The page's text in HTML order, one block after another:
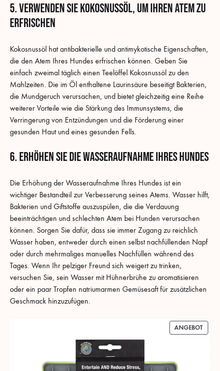
5. Verwenden Sie Kokosnussöl, um ihren Atem zu
erfrischen
Kokosnussöl hat antibakterielle und antimykotische Eigenschaften,
die den Atem Ihres Hundes erfrischen können. Geben Sie
einfach zweimal täglich einen Teelöffel Kokosnussöl zu den
Mahlzeiten. Die im Öl enthaltene Laurinsäure beseitigt Bakterien,
die Mundgeruch verursachen, und bietet gleichzeitig eine Reihe
weiterer Vorteile wie die Stärkung des Immunsystems, die
Verringerung von Entzündungen und die Förderung einer
gesunden Haut und eines gesunden Fells.
6. Erhöhen Sie die Wasseraufnahme Ihres Hundes
Die Erhöhung der Wasseraufnahme Ihres Hundes ist ein
wichtiger Bestandteil zur Verbesserung seines Atems. Wasser hilft,
Bakterien und Giftstoffe auszuspülen, die die Verdauung
beeinträchtigen und schlechten Atem bei Hunden verursachen
können. Sorgen Sie dafür, dass sie immer Zugang zu reichlich
Wasser haben, entweder durch einen selbst nachfüllenden Napf
oder durch mehrmaliges manuelles Nachfüllen während des
Tages. Wenn Ihr pelziger Freund sich weigert zu trinken,
versuchen Sie, sein Wasser mit Hühnerbrühe zu aromatisieren
oder ein paar Tropfen natriumarmen Gemüsesaft für zusätzlichen
Geschmack hinzuzufügen.
ANGEBOT
IM